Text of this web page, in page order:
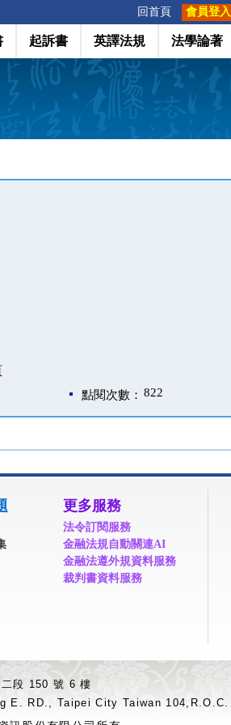
回首頁 會員登入
起訴書 英譯法規 法學論著
點閱次數： 822
更多服務
法令訂閱服務
金融法規自動關連AI
金融法遵外規資料服務
裁判書資料服務
段 150 號 6 樓
E. RD., Taipei City Taiwan 104,R.O.C.